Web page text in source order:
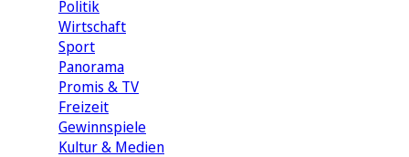
Politik
Wirtschaft
Sport
Panorama
Promis & TV
Freizeit
Gewinnspiele
Kultur & Medien